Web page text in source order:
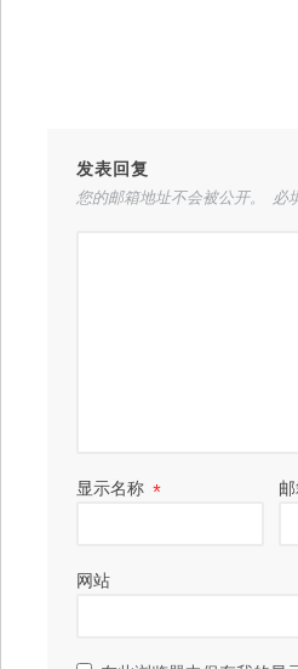
发表回复
您的邮箱地址不会被公开。 必
显示名称 *
网站